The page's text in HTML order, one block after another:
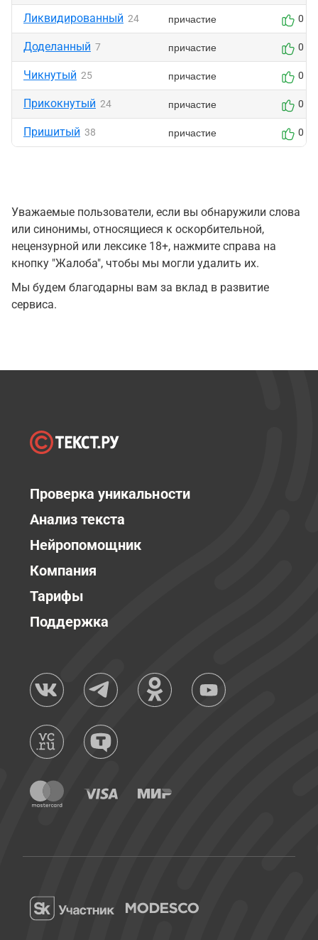
Ликвидированный 24 причастие 0
Доделанный 7 причастие 0
Чикнутый 25 причастие 0
Прикокнутый 24 причастие 0
Пришитый 38 причастие 0
Уважаемые пользователи, если вы обнаружили слова
или синонимы, относящиеся к оскорбительной,
нецензурной или лексике 18+, нажмите справа на
кнопку "Жалоба", чтобы мы могли удалить их.
Мы будем благодарны вам за вклад в развитие
сервиса.
Проверка уникальности
Анализ текста
Нейропомощник
Компания
Тарифы
Поддержка